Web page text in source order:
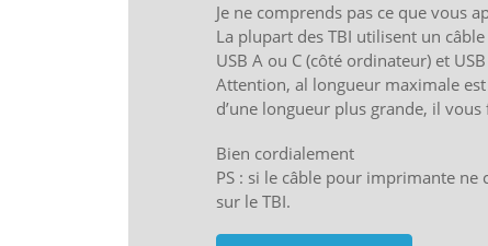
Je ne comprends pas ce que vous
La plupart des TBI utilisent un
USB A ou C (côté ordinateur) et
Attention, al longueur maximale
d’une longueur plus grande, il
Bien cordialement
PS : si le câble pour imprimante ne
sur le TBI.